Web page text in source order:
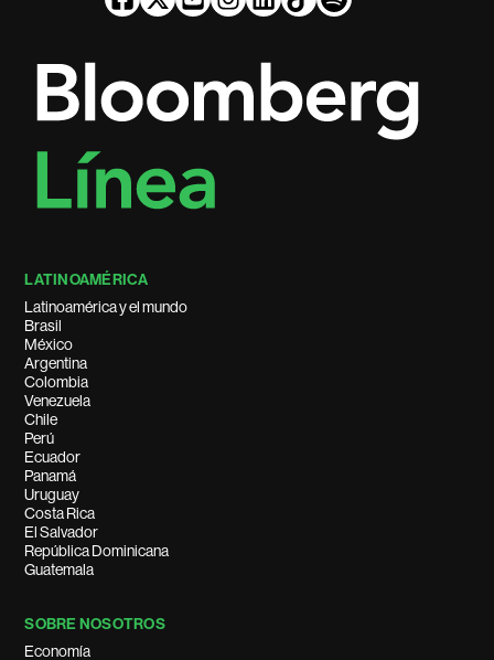
LATINOAMÉRICA
Latinoamérica y el mundo
Brasil
México
Argentina
Colombia
Venezuela
Chile
Perú
Ecuador
Panamá
Uruguay
Costa Rica
El Salvador
República Dominicana
Guatemala
SOBRE NOSOTROS
Economía